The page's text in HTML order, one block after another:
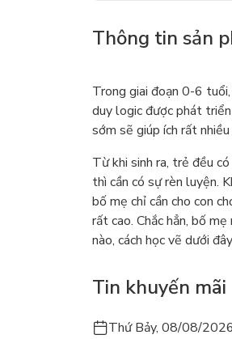
Thông tin sản
Trong giai đoạn 0-6
duy logic được phát
sớm sẽ giúp ích rất
Từ khi sinh ra, trẻ đều
thì cần có sự rèn luyện.
bố mẹ chỉ cần cho con
rất cao. Chắc hẳn, bố
nào, cách học vẽ dưới
Tin khuyến mãi
Thứ Bảy, 08/08/2026